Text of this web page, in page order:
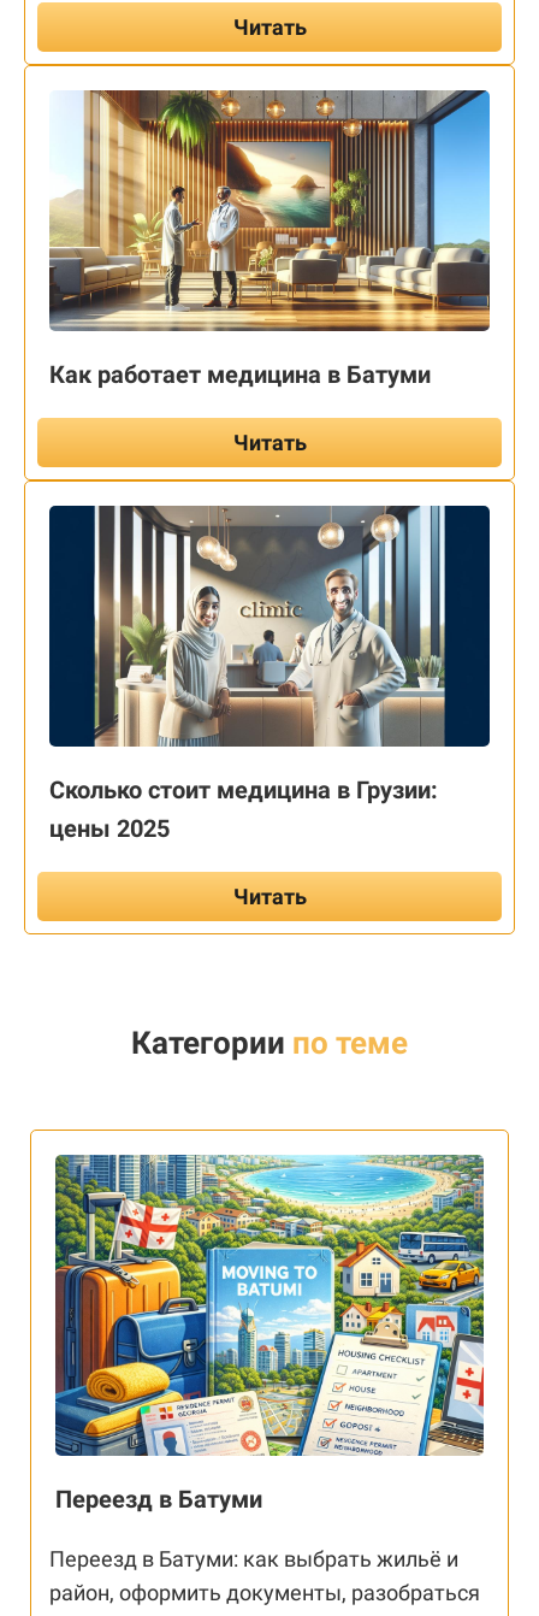
Читать
Как работает медицина в Батуми
Читать
Сколько стоит медицина в Грузии:
цены 2025
Читать
Категории по теме
Переезд в Батуми
Переезд в Батуми: как выбрать жильё и
район, оформить документы, разобраться